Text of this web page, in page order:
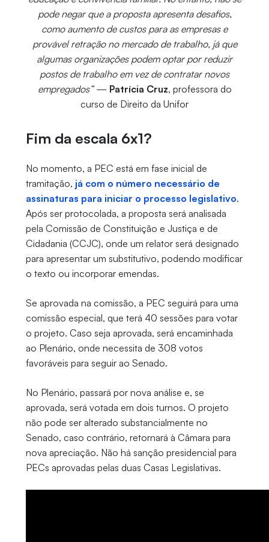
pode negar que a proposta apresenta desafios,
como aumento de custos para as empresas e
provável retração no mercado de trabalho, já que
algumas organizações podem optar por reduzir
postos de trabalho em vez de contratar novos
empregados”— Patrícia Cruz, professora do
curso de Direito da Unifor
Fim da escala 6x1?
No momento, a PEC está em fase inicial de
tramitação, já com o número necessário de
assinaturas para iniciar o processo legislativo.
Após ser protocolada, a proposta será analisada
pela Comissão de Constituição e Justiça e de
Cidadania (CCJC), onde um relator será designado
para apresentar um substitutivo, podendo modificar
o texto ou incorporar emendas.
Se aprovada na comissão, a PEC seguirá para uma
comissão especial, que terá 40 sessões para votar
o projeto. Caso seja aprovada, será encaminhada
ao Plenário, onde necessita de 308 votos
favoráveis para seguir ao Senado.
No Plenário, passará por nova análise e, se
aprovada, será votada em dois turnos. O projeto
não pode ser alterado substancialmente no
Senado, caso contrário, retornará à Câmara para
nova apreciação. Não há sanção presidencial para
PECs aprovadas pelas duas Casas Legislativas.